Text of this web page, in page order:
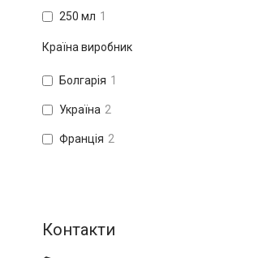
250 мл 1
Країна виробник
Болгарія 1
Україна 2
Франція 2